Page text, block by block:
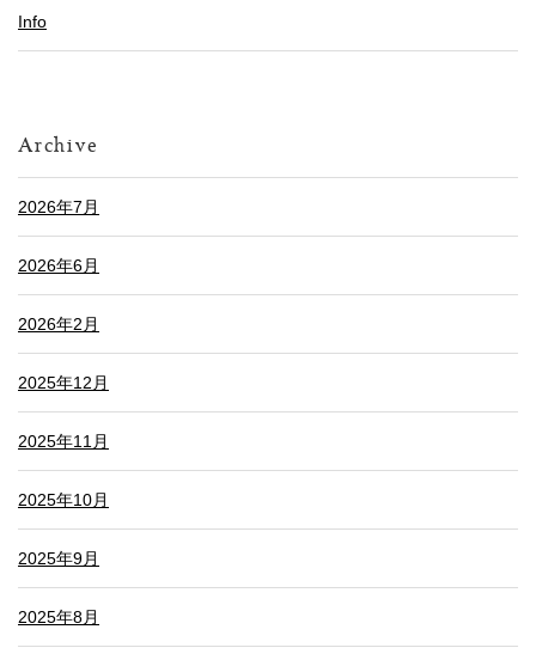
Info
Archive
2026年7月
2026年6月
2026年2月
2025年12月
2025年11月
2025年10月
2025年9月
2025年8月